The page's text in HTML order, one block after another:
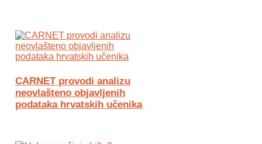
CARNET provodi analizu
neovlašteno objavljenih
podataka hrvatskih učenika